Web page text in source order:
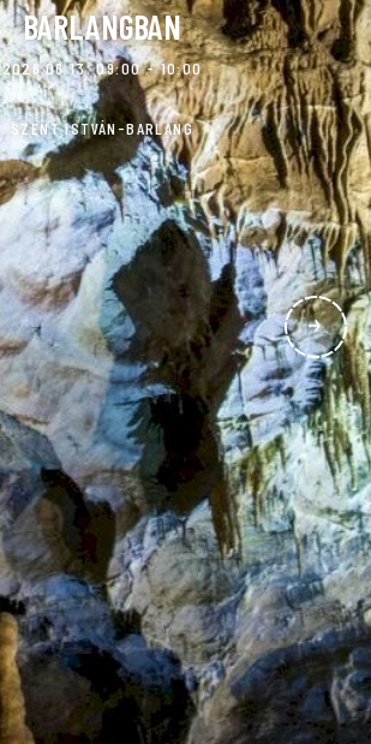
BARLANGBAN
2026.06.13. 09:00 - 10:00
SZENT ISTVÁN-BARLANG